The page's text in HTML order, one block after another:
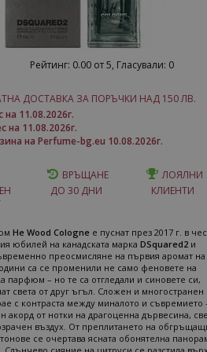
Рейтинг: 0.00 от 5, Гласували: 0
ДОСТАВКА ЗА ПОРЪЧКИ НАД 150 ЛВ.
11.08.2026г.
на 11.08.2026г.
на Perfume-bg.eu 10.08.2026г.
ВРЪЩАНЕ
ДО 30 ДНИ
ЛОЯЛНИ
КЛИЕНТИ
He Wood Cologne е пуснат през 2017 г. в
юбилей на канадската марка DSquared2 и
преосмисляне на първия аромат на
са се променили не само феновете на
парфюм – но те са отгледали и синовете си,
света от друг ъгъл. Сложен и многостранен
с контраста между миналото и съвремието
акорд от нотки на драгоценна дървесина,
въздух. От преплитането на
се очертава ясната обонятелна